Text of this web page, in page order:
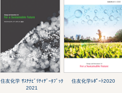
住友化学 ｻｽﾃﾅﾋﾞﾘﾃｨﾃﾞｰﾀﾌﾞｯｸ
2021
住友化学ﾚﾎﾟｰﾄ2020